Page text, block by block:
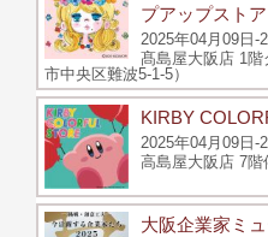
プアップストア
2025年04月09日-
髙島屋大阪店 1階
市中央区難波5-1-5）
KIRBY
2025年04月09日-
高島屋大阪店 7階
大阪企業家ミ